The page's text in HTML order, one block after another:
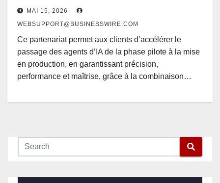
MAI 15, 2026
WEBSUPPORT@BUSINESSWIRE.COM
Ce partenariat permet aux clients d’accélérer le
passage des agents d’IA de la phase pilote à la mise
en production, en garantissant précision,
performance et maîtrise, grâce à la combinaison…